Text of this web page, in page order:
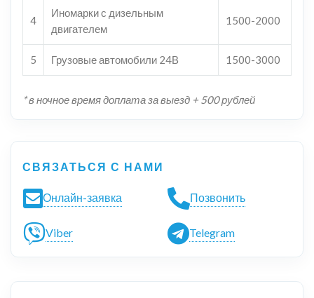
4
Иномарки с дизельным
двигателем
1500-2000
5 Грузовые автомобили 24В 1500-3000
* в ночное время доплата за выезд + 500 рублей
СВЯЗАТЬСЯ С НАМИ
Онлайн-заявка Позвонить
Viber Telegram